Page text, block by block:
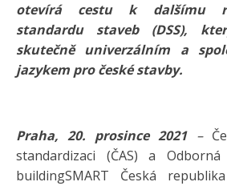
otevírá cestu k dalšímu
standardu staveb (DSS),
skutečně univerzálním a
jazykem pro české stavby.
Praha, 20. prosince 2021–
standardizaci (ČAS) a
buildingSMART Česká